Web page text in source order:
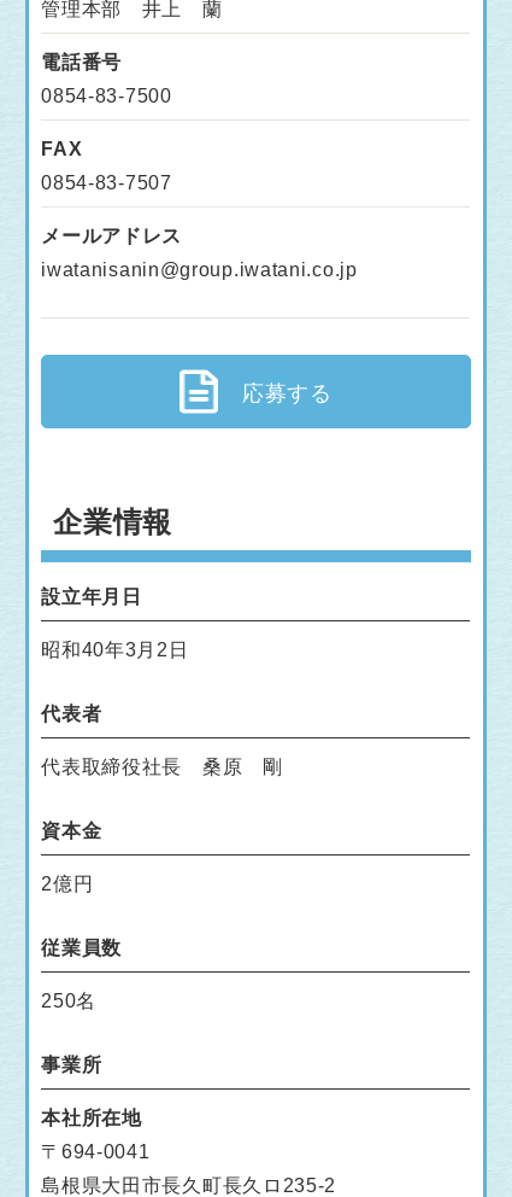
管理本部 井上 蘭
電話番号
0854-83-7500
FAX
0854-83-7507
メールアドレス
iwatanisanin@group.iwatani.co.jp
応募する
企業情報
設立年月日
昭和40年3月2日
代表者
代表取締役社長 桑原 剛
資本金
2億円
従業員数
250名
事業所
本社所在地
〒694-0041
島根県大田市長久町長久ロ235-2